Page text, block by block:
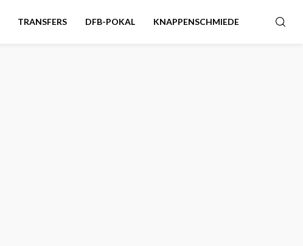
TRANSFERS DFB-POKAL KNAPPENSCHMIEDE